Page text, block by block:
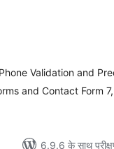
Validation and
and Contact Form
6.9.6 के साथ